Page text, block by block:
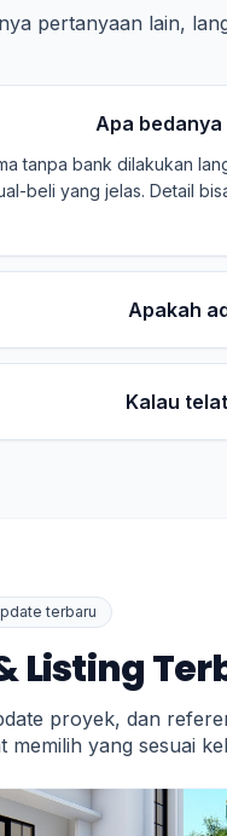
pertanyaan lain,
Apa bedanya
tanpa bank dilakukan
beli yang jelas. Detail
Apakah
Kalau
terbaru
Listing
proyek, dan
memilih yang sesuai